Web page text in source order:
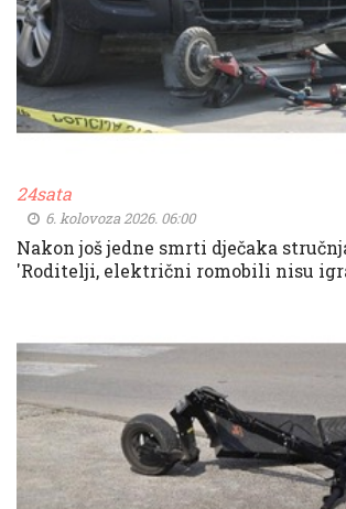
24sata
6. kolovoza 2026. 06:00
Nakon još jedne smrti dječaka
'Roditelji, električni romobili nisu